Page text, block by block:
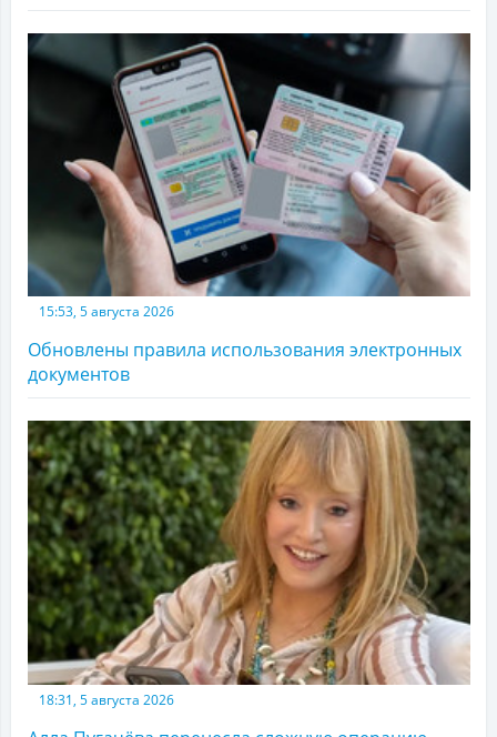
15:53, 5 августа 2026
Обновлены правила использования электронных
документов
18:31, 5 августа 2026